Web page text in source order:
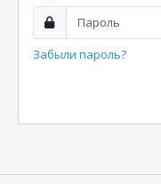
Забыли пароль?